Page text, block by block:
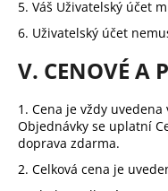
5. Váš Uživatelský účet
6. Uživatelský účet
V. CENOVÉ A
1. Cena je vždy
Objednávky se uplatní
doprava zdarma.
2. Celková cena je